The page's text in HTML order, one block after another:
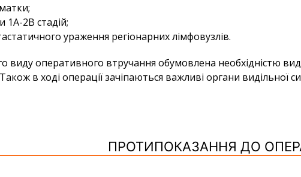
1А-2В стадій;
ураження регіонарних лімфовузлів.
виду оперативного втручання обумовлена ​​необхідністю
в ході операції зачіпаються важливі органи видільної
ПРОТИПОКАЗАННЯ ДО